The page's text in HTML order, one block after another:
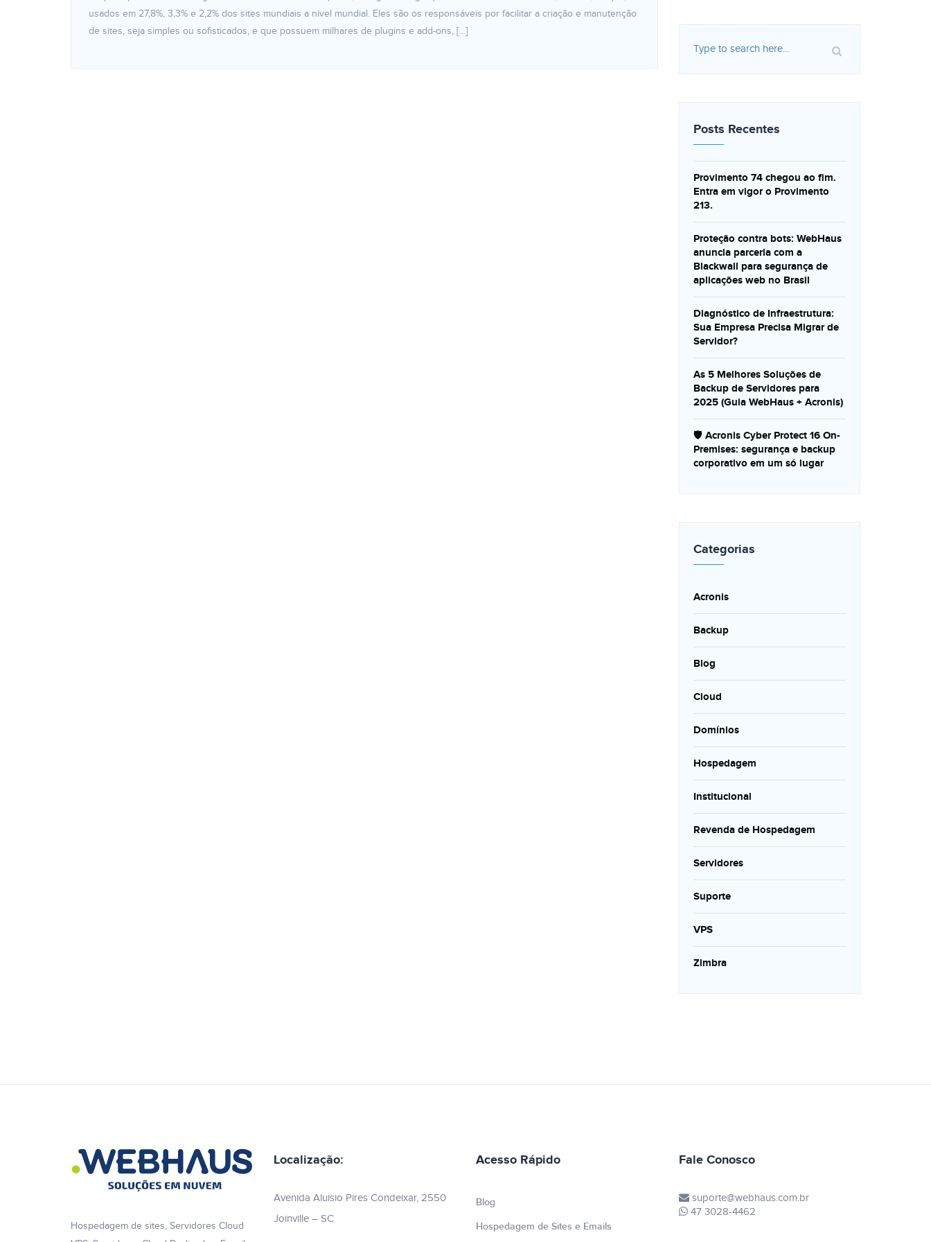
usados em 27,8%, 3,3% e 2,2% dos sites mundiais a nível mundial. Eles são os responsáveis por facilitar a criação e manutenção
de sites, seja simples ou sofisticados, e que possuem milhares de plugins e add-ons, […]
Posts Recentes
Provimento 74 chegou ao fim.
Entra em vigor o Provimento
213.
Proteção contra bots: WebHaus
anuncia parceria com a
Blackwall para segurança de
aplicações web no Brasil
Diagnóstico de Infraestrutura:
Sua Empresa Precisa Migrar de
Servidor?
As 5 Melhores Soluções de
Backup de Servidores para
2025 (Guia WebHaus + Acronis)
🛡️ Acronis Cyber Protect 16 On-
Premises: segurança e backup
corporativo em um só lugar
Categorias
Acronis
Backup
Blog
Cloud
Domínios
Hospedagem
Institucional
Revenda de Hospedagem
Servidores
Suporte
VPS
Zimbra
Hospedagem de sites, Servidores Cloud
Localização:
Avenida Aluisio Pires Condeixar, 2550
Joinville – SC
Acesso Rápido
Blog
Hospedagem de Sites e Emails
Fale Conosco
suporte@webhaus.com.br
47 3028-4462